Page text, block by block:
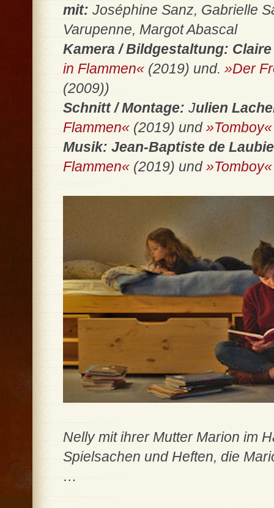
mit: Joséphine Sanz, Gabrielle
Varupenne, Margot Abascal
Kamera / Bildgestaltung:
in Flammen« (2019) und. »Der
(2009))
Schnitt / Montage: Julien
Flammen« (2019) und»Tomboy«
Musik: Jean-Baptiste de
Flammen« (2019) und»Tomboy«
Nelly mit ihrer Mutter Marion im
Spielsachen und Heften, die
…